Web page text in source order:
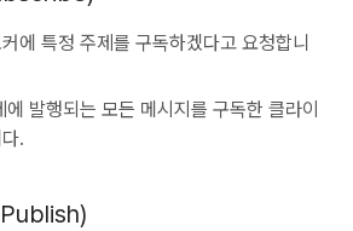
에 특정 주제를 구독하겠다고 요청합니
발행되는 모든 메시지를 구독한 클라이
.